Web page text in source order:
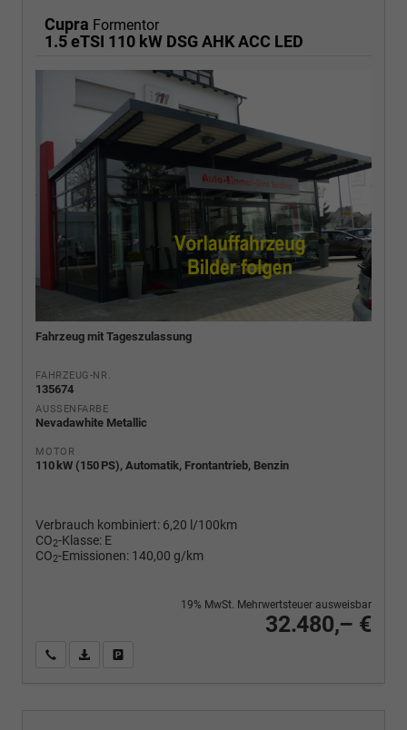
Cupra Formentor
1.5 eTSI 110 kW DSG AHK ACC LED
Fahrzeug mit Tageszulassung
FAHRZEUG-NR.
135674
AUSSENFARBE
Nevadawhite Metallic
MOTOR
110 kW (150 PS), Automatik, Frontantrieb, Benzin
Verbrauch kombiniert: 6,20 l/100km
CO2-Klasse: E
CO2-Emissionen: 140,00 g/km
32.480,– €
19% MwSt. Mehrwertsteuer ausweisbar
Wir rufen Sie anPDF-Fahrzeugexposé drucken